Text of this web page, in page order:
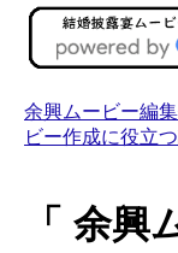
余興ムービー編
ビー作成に役立
「 余興